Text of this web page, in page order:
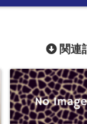
関連